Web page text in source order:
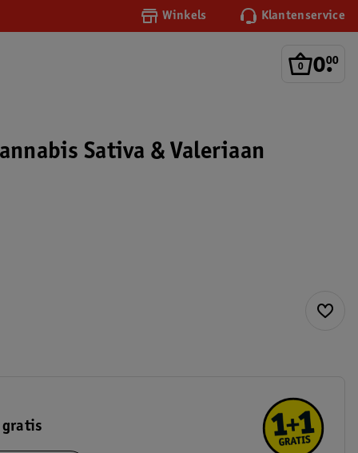
Winkels Klantenservice
0.
00
Sativa & Valeriaan
gratis